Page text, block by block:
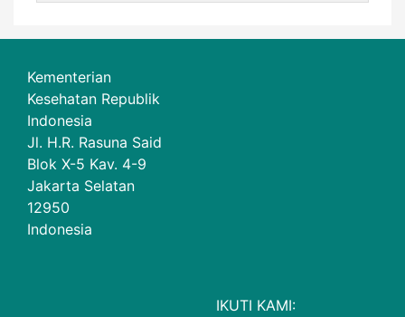
Kementerian
Kesehatan Republik
Indonesia
Jl. H.R. Rasuna Said
Blok X-5 Kav. 4-9
Jakarta Selatan
12950
Indonesia
IKUTI KAMI: